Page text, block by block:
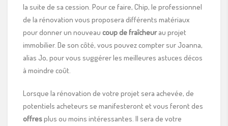
la suite de sa cession. Pour ce faire, Chip, le professionnel
de la rénovation vous proposera différents matériaux
pour donner un nouveau coup de fraîcheurau projet
immobilier. De son côté, vous pouvez compter sur Joanna,
alias Jo, pour vous suggérer les meilleures astuces décos
à moindre coût.
Lorsque la rénovation de votre projet sera achevée, de
potentiels acheteurs se manifesteront et vous feront des
offresplus ou moins intéressantes. Il sera de votre